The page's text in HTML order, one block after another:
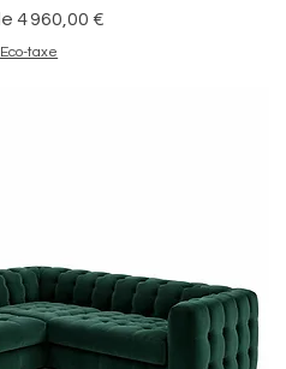
4 960,00 €
taxe